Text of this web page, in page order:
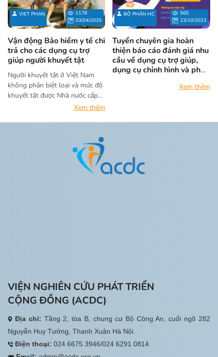
VIET PHAN
1178
03/04/2025
Vận động Bảo hiểm y tế chi
trả cho các dụng cụ trợ
giúp người khuyết tật
Người khuyết tật ở Việt Nam
không phân biệt loại và mức độ
khuyết tật được Nhà nước cấp
Thẻ bảo hiểm y tế miễn phí.
Xem thêm
BỘ PHẬN HC
565
23/10/2023
Tuyển chuyên gia hoàn
thiện báo cáo đánh giá nhu
cầu về dụng cụ trợ giúp,
dụng cụ chỉnh hình và phục
Xem thêm
VIỆN NGHIÊN CỨU PHÁT TRIỂN
CỘNG ĐỒNG (ACDC)
Địa chỉ: Tầng 2, tòa B, chung cư Bộ Công An, cuối ngõ 282
Nguyễn Huy Tưởng, Thanh Xuân Hà Nội.
Điện thoại: 024 6675 3946/024 6291 0814